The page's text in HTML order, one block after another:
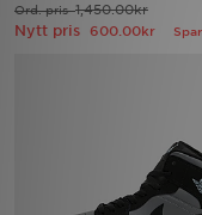
Ord. pris1,450.00kr
Nytt pris 600.00kr